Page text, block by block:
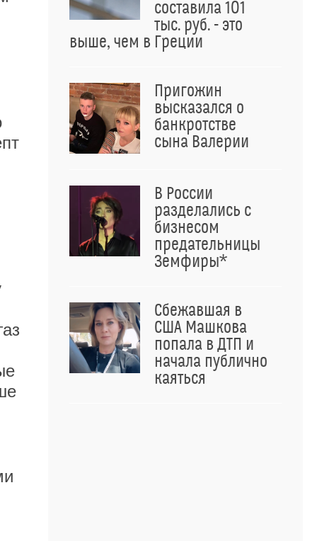
составила 101
тыс. руб. - это
выше, чем в Греции
Пригожин
высказался о
банкротстве
сына Валерии
В России
разделались с
бизнесом
предательницы
Земфиры*
Сбежавшая в
США Машкова
попала в ДТП и
начала публично
каяться